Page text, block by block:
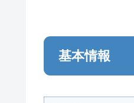
基本情報